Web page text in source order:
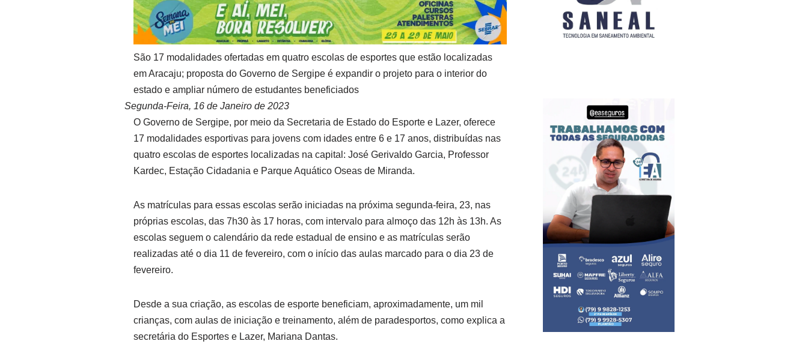
São 17 modalidades ofertadas em quatro escolas de esportes que estão localizadas
em Aracaju; proposta do Governo de Sergipe é expandir o projeto para o interior do
estado e ampliar número de estudantes beneficiados
Segunda-Feira, 16 de Janeiro de 2023
O Governo de Sergipe, por meio da Secretaria de Estado do Esporte e Lazer, oferece
17 modalidades esportivas para jovens com idades entre 6 e 17 anos, distribuídas nas
quatro escolas de esportes localizadas na capital: José Gerivaldo Garcia, Professor
Kardec, Estação Cidadania e Parque Aquático Oseas de Miranda.
As matrículas para essas escolas serão iniciadas na próxima segunda-feira, 23, nas
próprias escolas, das 7h30 às 17 horas, com intervalo para almoço das 12h às 13h. As
escolas seguem o calendário da rede estadual de ensino e as matrículas serão
realizadas até o dia 11 de fevereiro, com o início das aulas marcado para o dia 23 de
fevereiro.
Desde a sua criação, as escolas de esporte beneficiam, aproximadamente, um mil
crianças, com aulas de iniciação e treinamento, além de paradesportos, como explica a
secretária do Esportes e Lazer, Mariana Dantas.